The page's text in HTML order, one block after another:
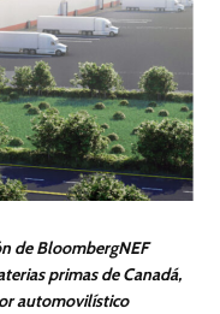
de BloombergNEF
primas de Canadá,
automovilístico